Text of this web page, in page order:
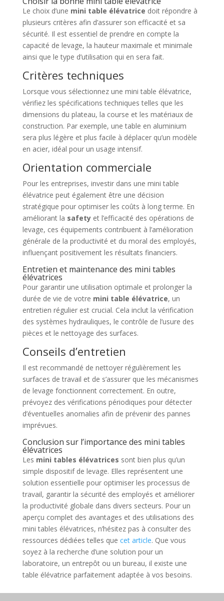
Le choix d’une mini table élévatrice doit répondre à
plusieurs critères afin d’assurer son efficacité et sa
sécurité. Il est essentiel de prendre en compte la
capacité de levage, la hauteur maximale et minimale
ainsi que le type d’utilisation qui en sera fait.
Critères techniques
Lorsque vous sélectionnez une mini table élévatrice,
vérifiez les spécifications techniques telles que les
dimensions du plateau, la course et les matériaux de
construction. Par exemple, une table en aluminium
sera plus légère et plus facile à déplacer qu’un modèle
en acier, idéal pour un usage intensif.
Orientation commerciale
Pour les entreprises, investir dans une mini table
élévatrice peut également être une décision
stratégique pour optimiser les coûts à long terme. En
améliorant la safetyet l’efficacité des opérations de
levage, ces équipements contribuent à l’amélioration
générale de la productivité et du moral des employés,
influençant positivement les résultats financiers.
Entretien et maintenance des mini tables
élévatrices
Pour garantir une utilisation optimale et prolonger la
durée de vie de votre mini table élévatrice, un
entretien régulier est crucial. Cela inclut la vérification
des systèmes hydrauliques, le contrôle de l’usure des
pièces et le nettoyage des surfaces.
Conseils d’entretien
Il est recommandé de nettoyer régulièrement les
surfaces de travail et de s’assurer que les mécanismes
de levage fonctionnent correctement. En outre,
prévoyez des vérifications périodiques pour détecter
d’éventuelles anomalies afin de prévenir des pannes
imprévues.
Conclusion sur l’importance des mini tables
élévatrices
Les mini tables élévatrices sont bien plus qu’un
simple dispositif de levage. Elles représentent une
solution essentielle pour optimiser les processus de
travail, garantir la sécurité des employés et améliorer
la productivité globale dans divers secteurs. Pour un
aperçu complet des avantages et des utilisations des
mini tables élévatrices, n’hésitez pas à consulter des
ressources dédiées telles que cet article. Que vous
soyez à la recherche d’une solution pour un
laboratoire, un entrepôt ou un bureau, il existe une
table élévatrice parfaitement adaptée à vos besoins.